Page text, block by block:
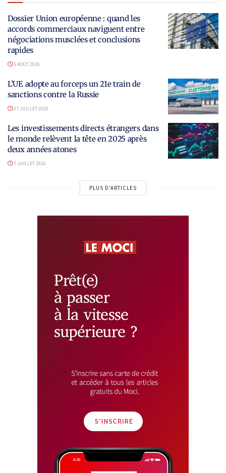
Dossier Union européenne : quand les
accords commerciaux naviguent entre
négociations musclées et conclusions
rapides
5 AOÛT 2026
L’UE adopte au forceps un 21e train de
sanctions contre la Russie
27 JUILLET 2026
Les investissements directs étrangers dans
le monde relèvent la tête en 2025 après
deux années atones
7 JUILLET 2026
PLUS D'ARTICLES